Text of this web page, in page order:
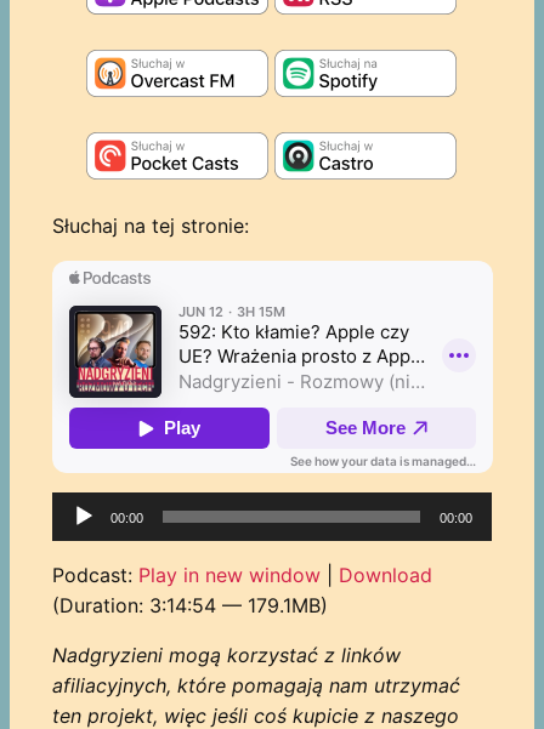
Słuchaj na tej stronie:
Odtwarzacz
plików
dźwiękowych
00:00 00:00
Podcast: Play in new window| Download
(Duration: 3:14:54 — 179.1MB)
Nadgryzieni mogą korzystać z linków
afiliacyjnych, które pomagają nam utrzymać
ten projekt, więc jeśli coś kupicie z naszego